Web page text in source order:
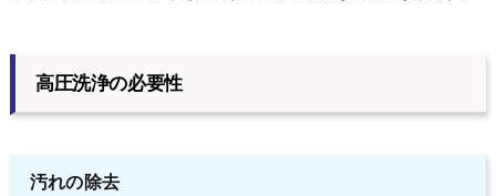
高圧洗浄の必要性
汚れの除去